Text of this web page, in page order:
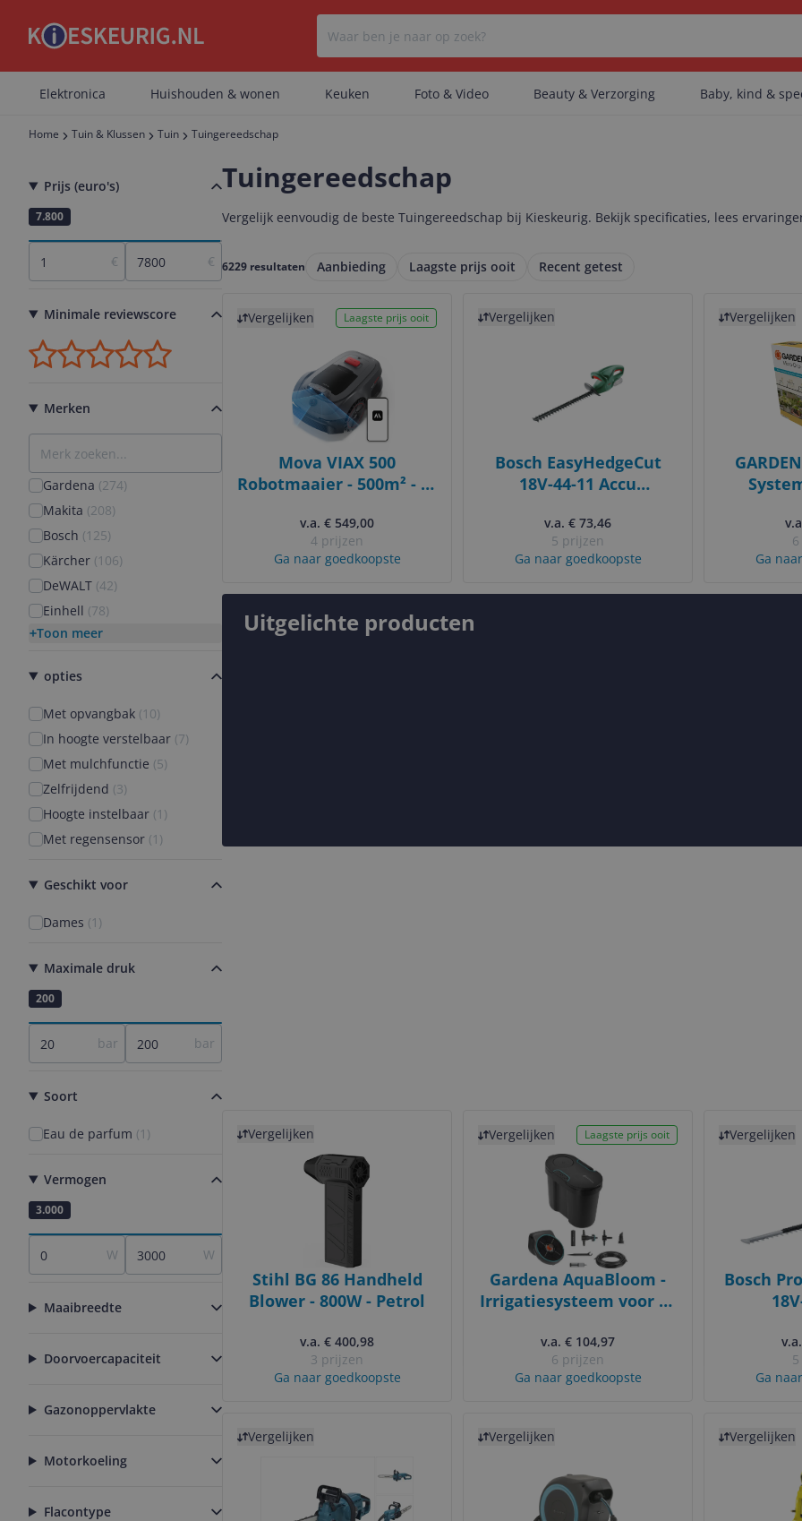
Er zijn geen artikelen gevonden.
Elektronica Huishouden & wonen Keuken Foto & Video Beauty & Verzorging Baby, kind &
Home Tuin & Klussen Tuin Tuingereedschap
Prijs (euro's)
1
7.800
€ €
Minimale reviewscore
Merken
Gardena (274)
Makita (208)
Bosch (125)
Kärcher (106)
DeWALT (42)
Einhell (78)
Toon meer
opties
Met opvangbak (10)
In hoogte verstelbaar (7)
Met mulchfunctie (5)
Zelfrijdend (3)
Hoogte instelbaar (1 )
Met regensensor (1 )
Geschikt voor
Dames (1 )
Maximale druk
20
200
bar bar
Soort
Eau de parfum (1 )
Vermogen
0
3.000
W W
Maaibreedte
Doorvoercapaciteit
Gazonoppervlakte
Motorkoeling
Flacontype
Tuingereedschap
Vergelijk eenvoudig de beste Tuingereedschap bij Kieskeurig. Bekijk specificaties, lees
6229 resultaten Aanbieding Laagste prijs ooit Recent getest
Vergelijken Laagste prijs ooit
Mova VIAX 500
Robotmaaier - 500m² - AI
Zones - RTK-Vrij -
TrueGuard
v.a. € 549,00
4 prijzen
Ga naar goedkoopste
Vergelijken
Bosch EasyHedgeCut
18V-44-11 Accu
18V accu en lader
v.a. € 73,46
5 prijzen
Ga naar goedkoopste
Vergelijken
20m
Ga
Uitgelichte producten
Vergelijken
Stihl BG 86 Handheld
Blower - 800W - Petrol
v.a. € 400,98
3 prijzen
Ga naar goedkoopste
Vergelijken Laagste prijs ooit
Gardena AquaBloom -
Irrigatiesysteem voor 20
v.a. € 104,97
6 prijzen
Ga naar goedkoopste
Vergelijken
Bosch
18V -
Ga
Vergelijken Vergelijken Vergelijken